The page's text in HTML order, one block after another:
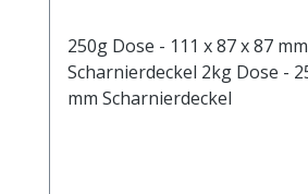
250g Dose - 111 x 87 x 87 mm
Scharnierdeckel 2kg Dose - 257 x 166 x 166
mm Scharnierdeckel